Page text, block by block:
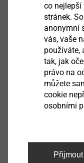
co
stránek.
anonymní
vás, vaše
používáte,
tak, jak
právo na
můžete
cookie
osobními